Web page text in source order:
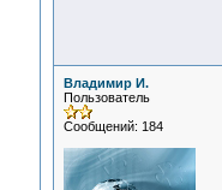
Владимир И.
Пользователь
Сообщений: 184